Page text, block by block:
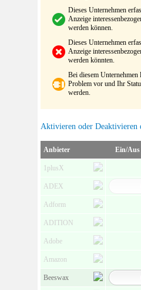
Dieses Unternehmen
Anzeige
werden können.
Dieses Unternehmen
Anzeige
werden könnten.
Bei diesem Unternehmen
Problem vor und Ihr
werden.